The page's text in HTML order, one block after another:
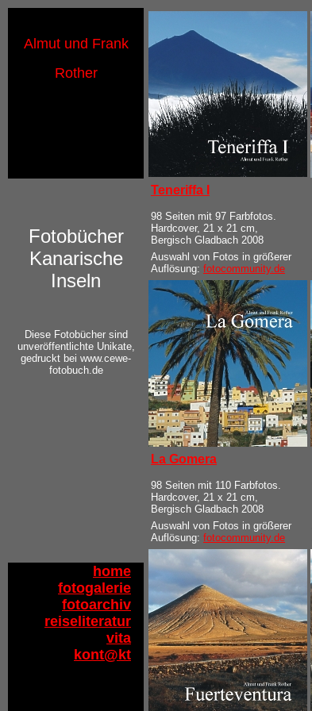
Almut und Frank
Rother
Teneriffa I
98 Seiten mit 97 Farbfotos.
Hardcover, 21 x 21 cm,
Bergisch Gladbach 2008
Auswahl von Fotos in größerer
Auflösung: fotocommunity.de
La Gomera
98 Seiten mit 110 Farbfotos.
Hardcover, 21 x 21 cm,
Bergisch Gladbach 2008
Auswahl von Fotos in größerer
Auflösung: fotocommunity.de
Fotobücher
Kanarische
Inseln
Diese Fotobücher sind
unveröffentlichte Unikate,
gedruckt bei www.cewe-
fotobuch.de
home
fotogalerie
fotoarchiv
reiseliteratur
vita
kont@kt